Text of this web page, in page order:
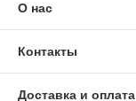
О нас
Контакты
Доставка и оплата